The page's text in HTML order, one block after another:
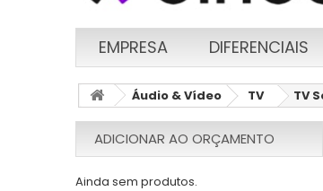
EMPRESA DIFERENCIAIS
Áudio & Vídeo TV TV
ADICIONAR AO ORÇAMENTO
Ainda sem produtos.